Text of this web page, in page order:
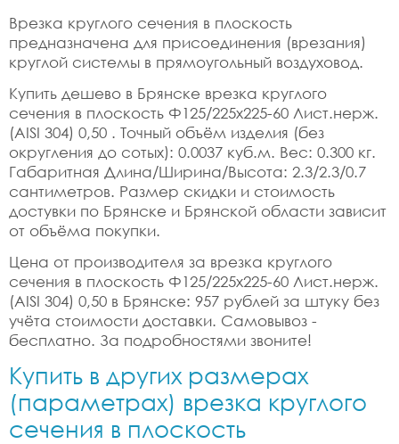
Врезка круглого сечения в плоскость
предназначена для присоединения (врезания)
круглой системы в прямоугольный воздуховод.
Купить дешево в Брянске врезка круглого
сечения в плоскость Ф125/225x225-60 Лист.нерж.
(AISI 304) 0,50 . Точный объём изделия (без
округления до сотых): 0.0037 куб.м. Вес: 0.300 кг.
Габаритная Длина/Ширина/Высота: 2.3/2.3/0.7
сантиметров. Размер скидки и стоимость
достувки по Брянске и Брянской области зависит
от объёма покупки.
Цена от производителя за врезка круглого
сечения в плоскость Ф125/225x225-60 Лист.нерж.
(AISI 304) 0,50 в Брянске: 957 рублей за штуку без
учёта стоимости доставки. Самовывоз -
бесплатно. За подробностями звоните!
Купить в других размерах
(параметрах) врезка круглого
сечения в плоскость